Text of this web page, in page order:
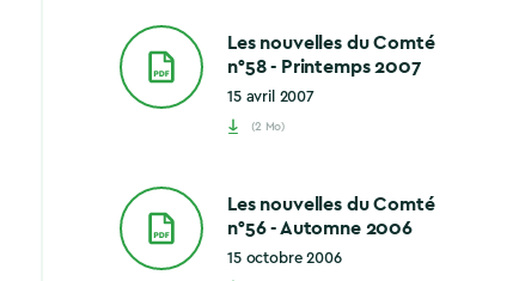
Les nouvelles du Comté
n°58 - Printemps 2007
15 avril 2007
(2 Mo)
Les nouvelles du Comté
n°56 - Automne 2006
15 octobre 2006